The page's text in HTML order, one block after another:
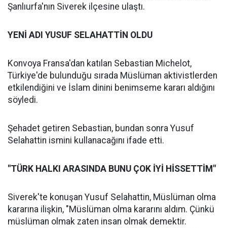
Şanlıurfa'nın Siverek ilçesine ulaştı.
YENİ ADI YUSUF SELAHATTİN OLDU
Konvoya Fransa'dan katılan Sebastian Michelot,
Türkiye'de bulunduğu sırada Müslüman aktivistlerden
etkilendiğini ve İslam dinini benimseme kararı aldığını
söyledi.
Şehadet getiren Sebastian, bundan sonra Yusuf
Selahattin ismini kullanacağını ifade etti.
"TÜRK HALKI ARASINDA BUNU ÇOK İYİ HİSSETTİM"
Siverek'te konuşan Yusuf Selahattin, Müslüman olma
kararına ilişkin, "Müslüman olma kararını aldım. Çünkü
müslüman olmak zaten insan olmak demektir.